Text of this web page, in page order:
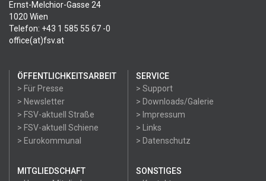
Ernst-Melchior-Gasse 24
1020 Wien
Telefon: +43 1 585 55 67 -0
office(at)fsv.at
ÖFFENTLICHKEITSARBEIT
> Für Presse
> Newsletter
> FSV-aktuell Straße
> FSV-aktuell Schiene
> Eurokommunal
SERVICE
> Support
> Downloads/Galerie
> Impressum
> Links
> Datenschutz
MITGLIEDSCHAFT
SONSTIGES